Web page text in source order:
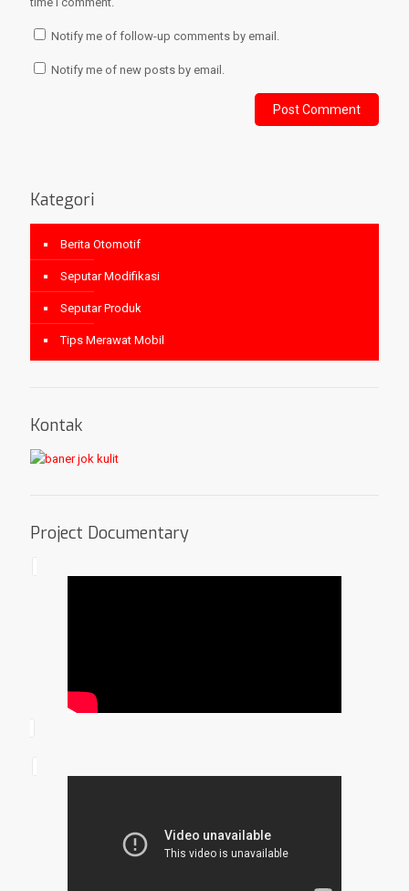
Notify me of follow-up comments by email.
Notify me of new posts by email.
Kategori
Berita Otomotif
Seputar Modifikasi
Seputar Produk
Tips Merawat Mobil
Kontak
Project Documentary